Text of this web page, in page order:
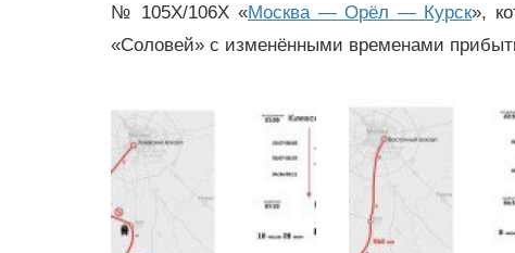
№ 105Х/106Х «Москва — Орёл — Курск»,
«Соловей» с изменёнными временами